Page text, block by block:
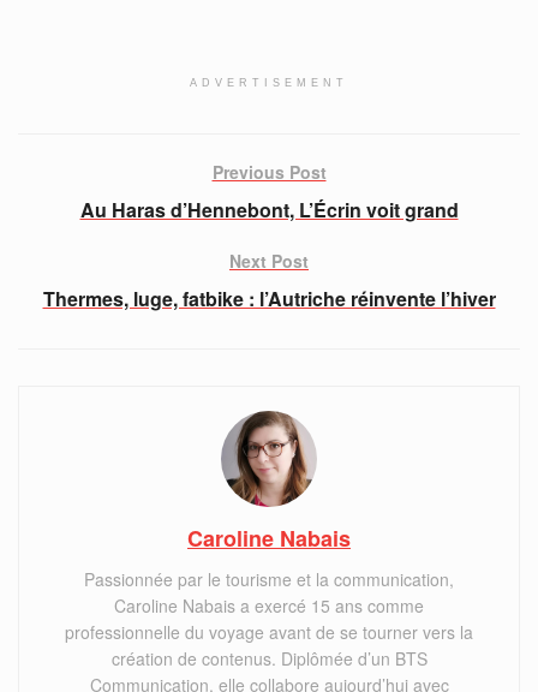
ADVERTISEMENT
Previous Post
Au Haras d’Hennebont, L’Écrin voit grand
Next Post
Thermes, luge, fatbike : l’Autriche réinvente l’hiver
Caroline Nabais
Passionnée par le tourisme et la communication,
Caroline Nabais a exercé 15 ans comme
professionnelle du voyage avant de se tourner vers la
création de contenus. Diplômée d’un BTS
Communication, elle collabore aujourd’hui avec